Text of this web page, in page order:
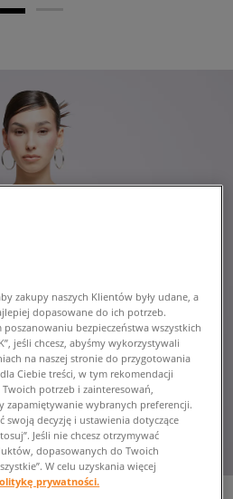
zakupy naszych Klientów były udane, a
dopasowane do ich potrzeb.
bezpieczeństwa wszystkich
jeśli chcesz, abyśmy wykorzystywali
na naszej stronie do przygotowania
Ciebie treści, w tym rekomendacji
potrzeb i zainteresowań,
zapamiętywanie wybranych preferencji.
swoją decyzję i ustawienia dotyczące
Jeśli nie chcesz otrzymywać
dopasowanych do Twoich
W celu uzyskania więcej
prywatności.